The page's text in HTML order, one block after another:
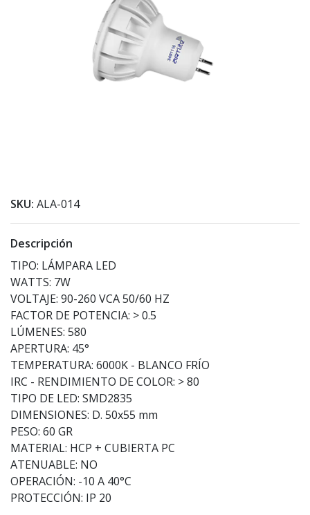
SKU: ALA-014
Descripción
TIPO: LÁMPARA LED
WATTS: 7W
VOLTAJE: 90-260 VCA 50/60 HZ
FACTOR DE POTENCIA: > 0.5
LÚMENES: 580
APERTURA: 45°
TEMPERATURA: 6000K - BLANCO FRÍO
IRC - RENDIMIENTO DE COLOR: > 80
TIPO DE LED: SMD2835
DIMENSIONES: D. 50x55 mm
PESO: 60 GR
MATERIAL: HCP + CUBIERTA PC
ATENUABLE: NO
OPERACIÓN: -10 A 40°C
PROTECCIÓN: IP 20